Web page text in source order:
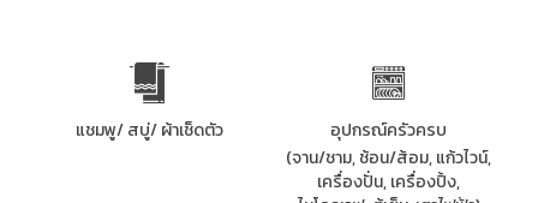
แชมพู/ สบู่/ ผ้าเช็ดตัว
อุปกรณ์ครัวครบ
(จาน/ชาม, ช้อน/ส้อม, แก้วไวน์,
เครื่องปั่น, เครื่องปิ้ง,